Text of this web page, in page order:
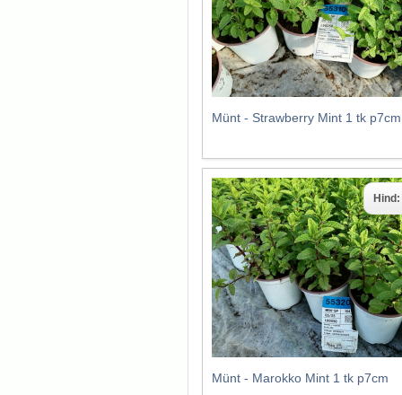
Münt - Strawberry Mint 1 tk p7cm
Münt - Marokko Mint 1 tk p7cm
Hind: